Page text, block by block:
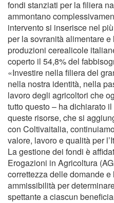
fondi stanziati per la filiera
ammontano
intervento si inserisce nel
per la sovranità alimentare
produzioni cerealicole
coperto il 54,8% del
«Investire nella filiera del
nella nostra identità, nella
lavoro degli agricoltori che
tutto questo – ha dichiarato
queste risorse, che si
con Coltivaitalia,
valore, lavoro e qualità per
La gestione dei fondi è
Erogazioni in Agricoltura
correttezza delle domande
ammissibilità per
spettante a ciascun